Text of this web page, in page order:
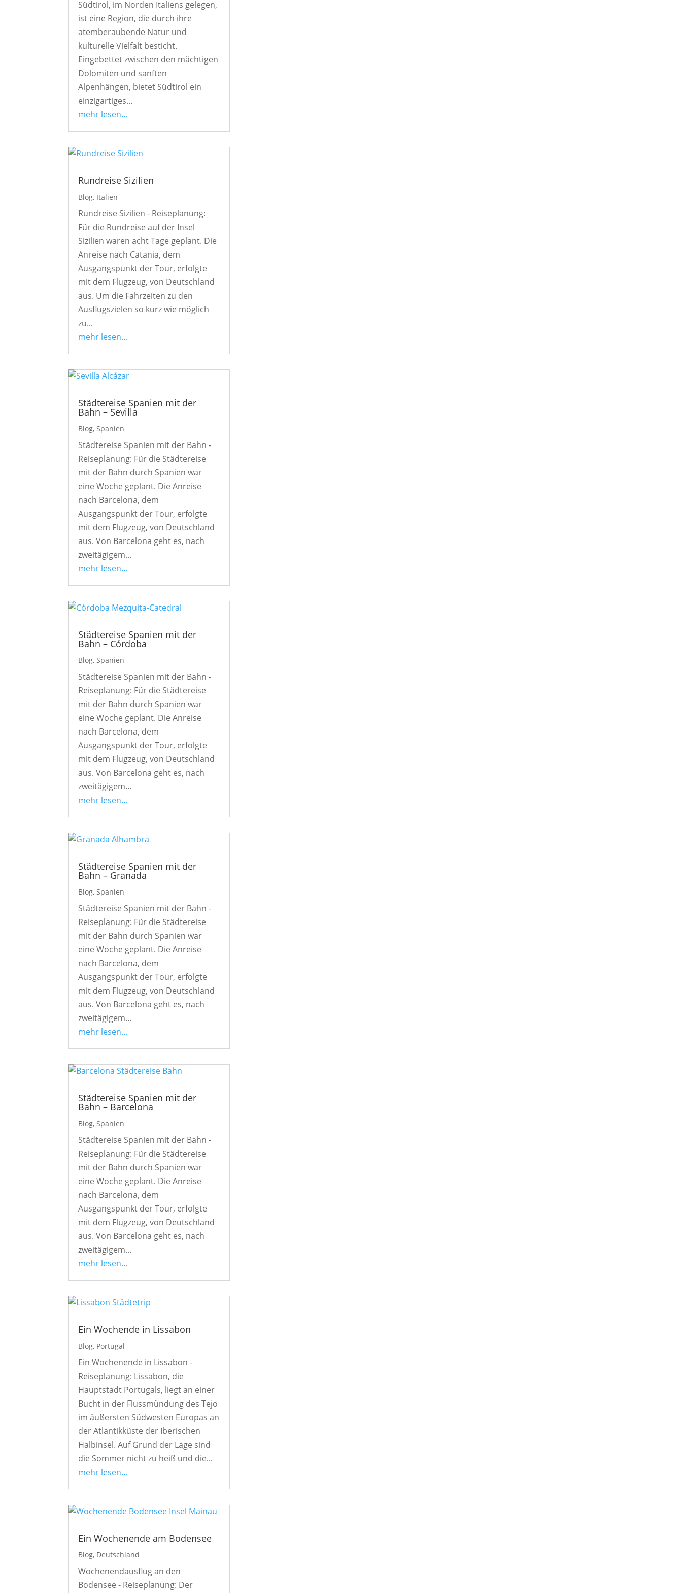
Südtirol, im Norden Italiens gelegen,
ist eine Region, die durch ihre
atemberaubende Natur und
kulturelle Vielfalt besticht.
Eingebettet zwischen den mächtigen
Dolomiten und sanften
Alpenhängen, bietet Südtirol ein
einzigartiges...
mehr lesen...
Rundreise Sizilien
Blog, Italien
Rundreise Sizilien - Reiseplanung:
Für die Rundreise auf der Insel
Sizilien waren acht Tage geplant. Die
Anreise nach Catania, dem
Ausgangspunkt der Tour, erfolgte
mit dem Flugzeug, von Deutschland
aus. Um die Fahrzeiten zu den
Ausflugszielen so kurz wie möglich
zu...
mehr lesen...
Städtereise Spanien mit der
Bahn – Sevilla
Blog,Spanien
Städtereise Spanien mit der Bahn -
Reiseplanung: Für die Städtereise
mit der Bahn durch Spanien war
eine Woche geplant. Die Anreise
nach Barcelona, dem
Ausgangspunkt der Tour, erfolgte
mit dem Flugzeug, von Deutschland
aus. Von Barcelona geht es, nach
zweitägigem...
mehr lesen...
Städtereise Spanien mit der
Bahn – Córdoba
Blog,Spanien
Städtereise Spanien mit der Bahn -
Reiseplanung: Für die Städtereise
mit der Bahn durch Spanien war
eine Woche geplant. Die Anreise
nach Barcelona, dem
Ausgangspunkt der Tour, erfolgte
mit dem Flugzeug, von Deutschland
aus. Von Barcelona geht es, nach
zweitägigem...
mehr lesen...
Städtereise Spanien mit der
Bahn – Granada
Blog,Spanien
Städtereise Spanien mit der Bahn -
Reiseplanung: Für die Städtereise
mit der Bahn durch Spanien war
eine Woche geplant. Die Anreise
nach Barcelona, dem
Ausgangspunkt der Tour, erfolgte
mit dem Flugzeug, von Deutschland
aus. Von Barcelona geht es, nach
zweitägigem...
mehr lesen...
Städtereise Spanien mit der
Bahn – Barcelona
Blog,Spanien
Städtereise Spanien mit der Bahn -
Reiseplanung: Für die Städtereise
mit der Bahn durch Spanien war
eine Woche geplant. Die Anreise
nach Barcelona, dem
Ausgangspunkt der Tour, erfolgte
mit dem Flugzeug, von Deutschland
aus. Von Barcelona geht es, nach
zweitägigem...
mehr lesen...
Ein Wochende in Lissabon
Blog, Portugal
Ein Wochenende in Lissabon -
Reiseplanung: Lissabon, die
Hauptstadt Portugals, liegt an einer
Bucht in der Flussmündung des Tejo
im äußersten Südwesten Europas an
der Atlantikküste der Iberischen
Halbinsel. Auf Grund der Lage sind
die Sommer nicht zu heiß und die...
mehr lesen...
Ein Wochenende am Bodensee
Blog, Deutschland
Wochenendausflug an den
Bodensee - Reiseplanung: Der